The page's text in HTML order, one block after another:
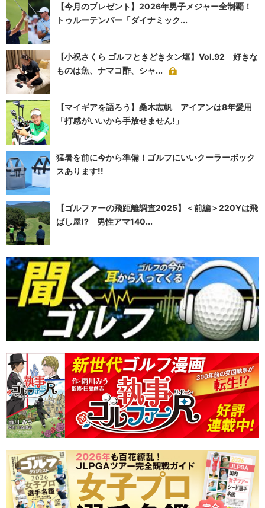
【今月のプレゼント】2026年男子メジャー全制覇！
トゥルーテンパー「ダイナミック...
【小祝さくら ゴルフときどきタン塩】Vol.92 好きな
ものは魚、ナマコ酢、シャ...
【マイギアを語ろう】桑木志帆 アイアンは8年愛用
「打感がいいから手放せません!」
猛暑を前に今から準備！ゴルフにいいクーラーボック
スあります!!
【ゴルファーの飛距離調査2025】＜前編＞220Yは飛
ばし屋!? 男性アマ140...